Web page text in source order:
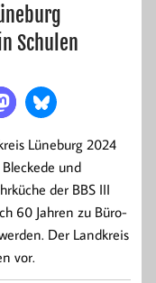
Schulen
Lüneburg 2024
und
der BBS III
60 Jahren zu Büro-
Der Landkreis
vor.